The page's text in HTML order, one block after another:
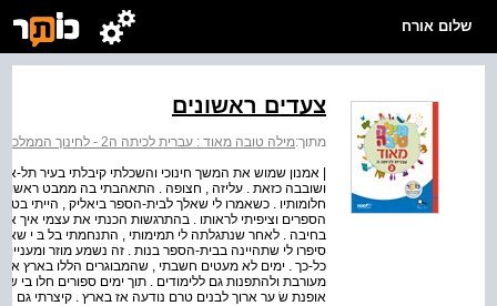
שלום אורח
צעדים ראשונים
מתוך:מילה טובה מאוד : עברית לכיתה ה2 - לחינוך הממלכתי
| אמנון שמוש את המשך חינוכי והשכלתי קיבלתי בעיר תל-
ושובבה כזאת . עליזה , חצופה . התאהבתי בה ממבט ראשון
חלומותיו . כשאמרו לי שאלך לבית-הספר ביאליק , הייתי
הספרים וציפיתי לראותו . בהתרגשות הכנתי את עצמי איך
בחיבה . לאחר שנתגלתה לי תמימותי , התנחמתי בל בּ י
סיפרו לי שתהיינה בבית-הספר בנות . זה נשמע מוזר
כל-כך . ימים לא מעטים חשבתי , שהמבוגרים הללו בארץ
מעורבת ולהתפנות גם ללימודים . תוך ימים ספורים חלו בי
אופנת שׂ ער ארוך לבנים טרם נודעה אז בארץ . קיצרתי גם